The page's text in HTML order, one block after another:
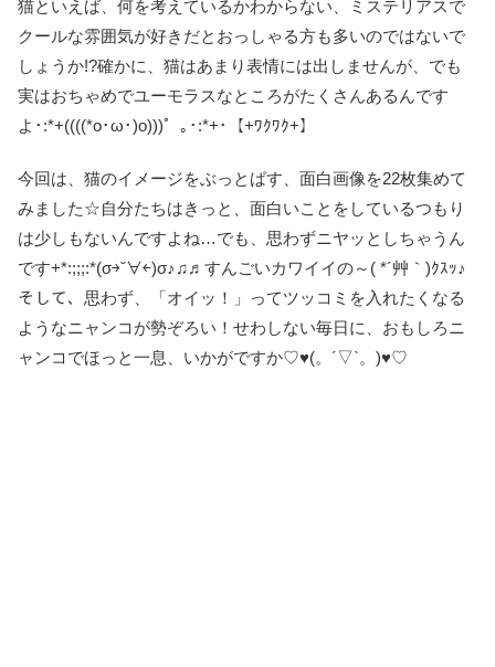
猫といえば、何を考えているかわからない、ミステリアスで
クールな雰囲気が好きだとおっしゃる方も多いのではないで
しょうか!?確かに、猫はあまり表情には出しませんが、でも
実はおちゃめでユーモラスなところがたくさんあるんです
よ･:*+((((*o･ω･)o)))゜｡･:*+･【+ﾜｸﾜｸ+】
今回は、猫のイメージをぶっとばす、面白画像を22枚集めて
みました☆自分たちはきっと、面白いことをしているつもり
は少しもないんですよね…でも、思わずニヤッとしちゃうん
です+*:;;;:*(σ￫ˇ∀￩)σ♪♫♬すんごいカワイイの～( *´艸｀)ｸｽｯ♪
そして、思わず、「オイッ！」ってツッコミを入れたくなる
ようなニャンコが勢ぞろい！せわしない毎日に、おもしろニ
ャンコでほっと一息、いかがですか♡♥(。´▽`。)♥♡